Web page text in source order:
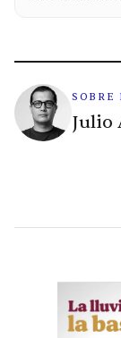
SOBRE
Julio